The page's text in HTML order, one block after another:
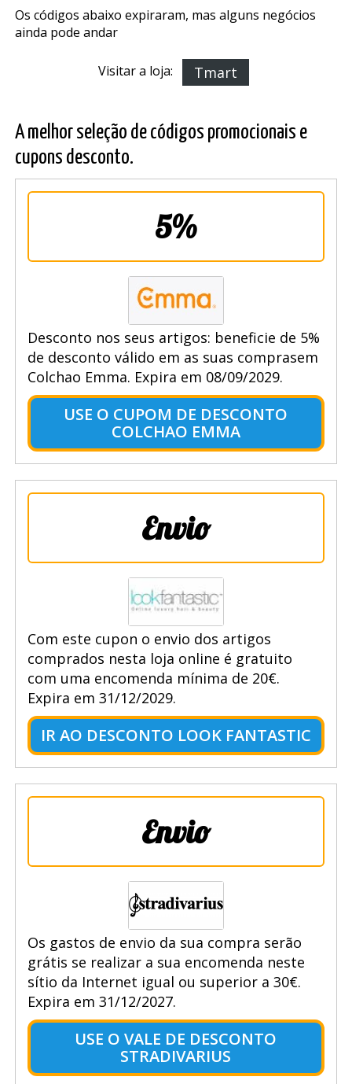
Os códigos abaixo expiraram, mas alguns negócios
ainda pode andar
Visitar a loja: Tmart
A melhor seleção de códigos promocionais e
cupons desconto.
5%
Desconto nos seus artigos: beneficie de 5%
de desconto válido em as suas comprasem
Colchao Emma. Expira em 08/09/2029.
USE O CUPOM DE DESCONTO
COLCHAO EMMA
Envio
Com este cupon o envio dos artigos
comprados nesta loja online é gratuito
com uma encomenda mínima de 20€.
Expira em 31/12/2029.
IR AO DESCONTO LOOK FANTASTIC
Envio
Os gastos de envio da sua compra serão
grátis se realizar a sua encomenda neste
sítio da Internet igual ou superior a 30€.
Expira em 31/12/2027.
USE O VALE DE DESCONTO
STRADIVARIUS